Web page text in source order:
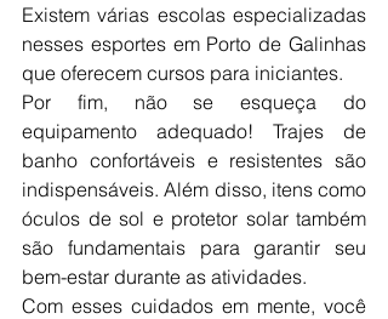
Existem várias escolas especializadas
nesses esportes em Porto de Galinhas
que oferecem cursos para iniciantes.
Por fim, não se esqueça do
equipamento adequado! Trajes de
banho confortáveis e resistentes são
indispensáveis. Além disso, itens como
óculos de sol e protetor solar também
são fundamentais para garantir seu
bem-estar durante as atividades.
Com esses cuidados em mente, você